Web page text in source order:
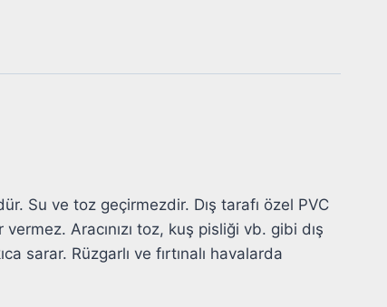
Su ve toz geçirmezdir. Dış tarafı özel PVC
Aracınızı toz, kuş pisliği vb. gibi dış
sarar. Rüzgarlı ve fırtınalı havalarda